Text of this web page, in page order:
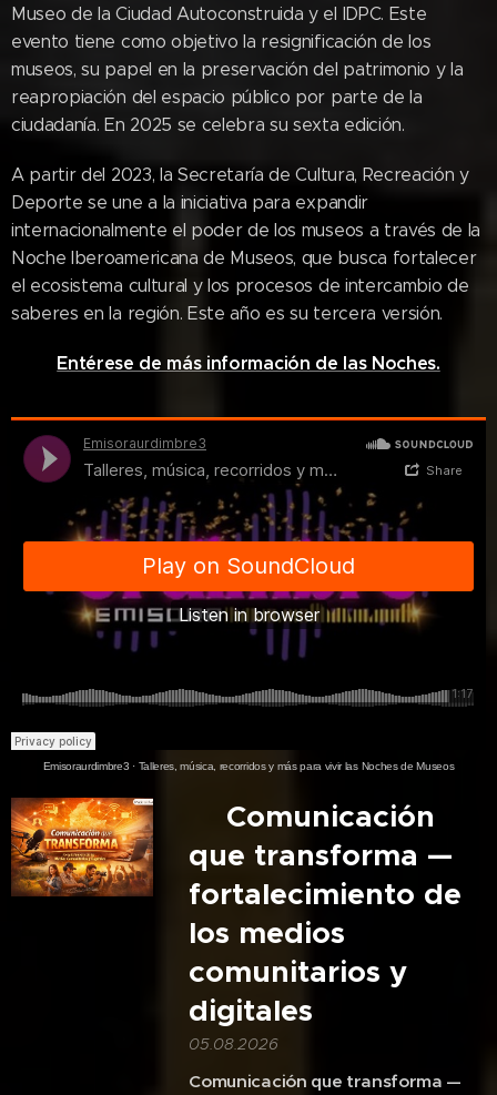
Museo de la Ciudad Autoconstruida y el IDPC. Este
evento tiene como objetivo la resignificación de los
museos, su papel en la preservación del patrimonio y la
reapropiación del espacio público por parte de la
ciudadanía. En 2025 se celebra su sexta edición.
A partir del 2023, la Secretaría de Cultura, Recreación y
Deporte se une a la iniciativa para expandir
internacionalmente el poder de los museos a través de la
Noche Iberoamericana de Museos, que busca fortalecer
el ecosistema cultural y los procesos de intercambio de
saberes en la región. Este año es su tercera versión.
Entérese de más información de las Noches.
Emisoraurdimbre3 · Talleres, música, recorridos y más para vivir las Noches de Museos
🎙️Comunicación
que transforma —
fortalecimiento de
los medios
comunitarios y
digitales
05.08.2026
Comunicación que transforma —